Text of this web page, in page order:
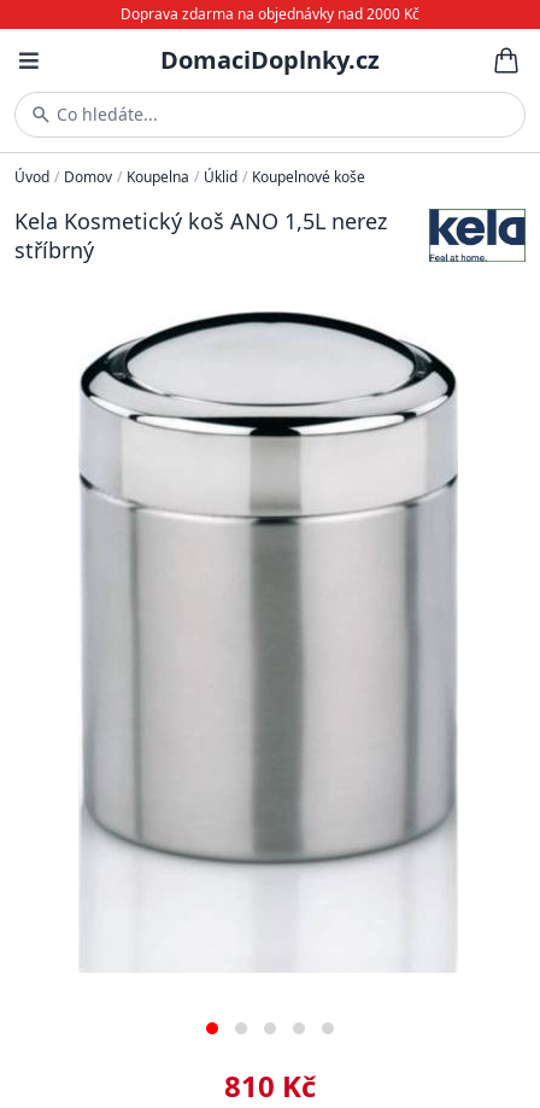
Doprava zdarma na objednávky nad 2000 Kč
DomaciDoplnky.cz
Co hledáte...
Úvod / Domov / Koupelna / Úklid / Koupelnové koše
Kela Kosmetický koš ANO 1,5L nerez
stříbrný
810 Kč